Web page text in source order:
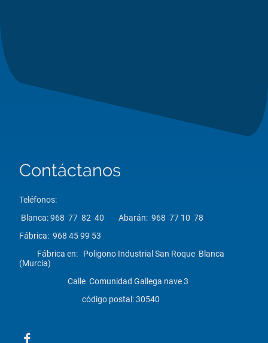
Contáctanos
Teléfonos:
Blanca: 968 77 82 40 Abarán: 968 77 10 78
Fábrica: 968 45 99 53
Fábrica en: Poligono Industrial San Roque Blanca
(Murcia)
Calle Comunidad Gallega nave 3
código postal: 30540